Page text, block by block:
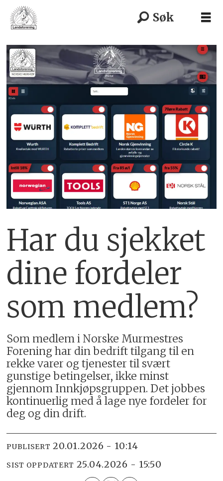
Har du sjekket
dine fordeler
som medlem?
Som medlem i Norske Murmestres
Forening har din bedrift tilgang til en
rekke varer og tjenester til svært
gunstige betingelser, ikke minst
gjennom Innkjøpsgruppen. Det jobbes
kontinuerlig med å lage nye fordeler for
deg og din drift.
PUBLISERT 20.01.2026 - 10:14
SIST OPPDATERT 25.04.2026 - 15:50